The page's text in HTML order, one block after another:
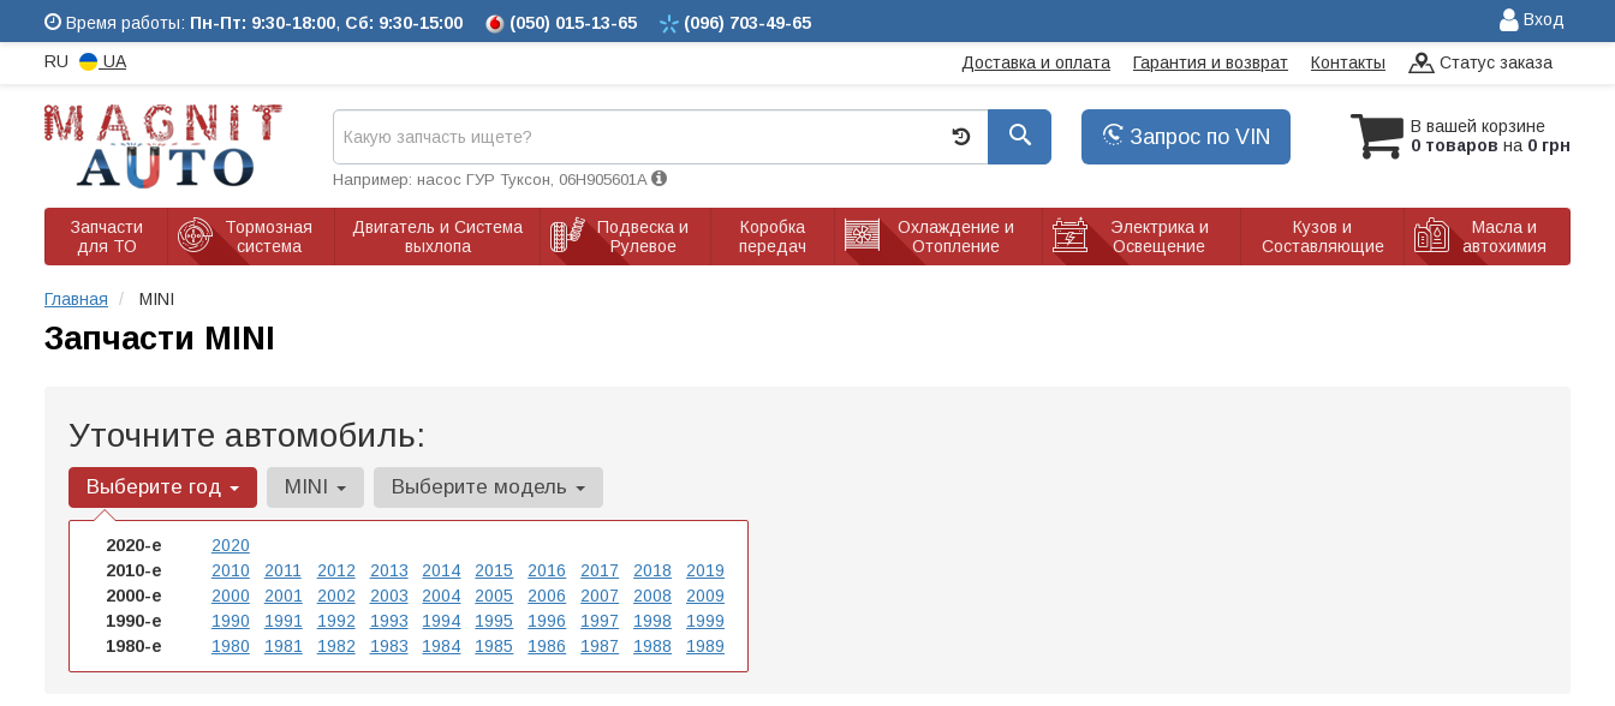
Время работы: Пн-Пт: 9:30-18:00, Сб: 9:30-15:00 (050) 015-13-65 (096) 703-49-65 Вход
RU UA Доставка и оплата Гарантия и возврат Контакты Статус заказа
В вашей корзине
0 товаров на 0 грн
Запрос по VIN
Например: насос ГУР Туксон, 06H905601A
Запчасти
для ТО
Тормозная
система
Двигатель и Система
выхлопа
Подвеска и
Рулевое
Коробка
передач
Охлаждение и
Отопление
Электрика и
Освещение
Кузов и
Составляющие
Масла и
автохимия
Главная MINI
Запчасти MINI
Уточните автомобиль:
Выберите год
2020-е
2020
2010-е
2010 2011 2012 2013 2014 2015 2016 2017 2018
2019
2000-е
2000 2001 2002 2003 2004 2005 2006 2007 2008
2009
1990-е
1990 1991 1992 1993 1994 1995 1996 1997 1998
1999
1980-е
1980 1981 1982 1983 1984 1985 1986 1987 1988 1989
MINI Выберите модель